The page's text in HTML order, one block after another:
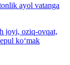
ayol vatanga
joyi, oziq-ovqat,
ko‘mak